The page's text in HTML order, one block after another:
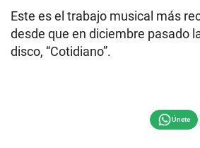
Este es el trabajo musical más
desde que en diciembre pasado
disco, “Cotidiano”.